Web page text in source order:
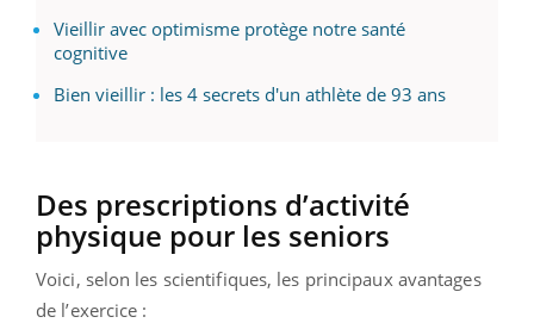
Vieillir avec optimisme protège notre santé
cognitive
Bien vieillir : les 4 secrets d'un athlète de 93 ans
Des prescriptions d’activité
physique pour les seniors
Voici, selon les scientifiques, les principaux avantages
de l’exercice :